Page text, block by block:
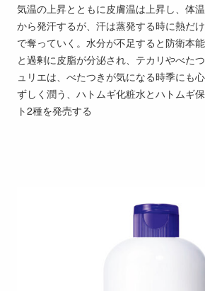
気温の上昇とともに皮膚温は上昇し、体
から発汗するが、汗は蒸発する時に熱だ
で奪っていく。水分が不足すると防衛本
と過剰に皮脂が分泌され、テカリやべた
ュリエは、べたつきが気になる時季にも
ずしく潤う、ハトムギ化粧水とハトムギ
ト2種を発売する